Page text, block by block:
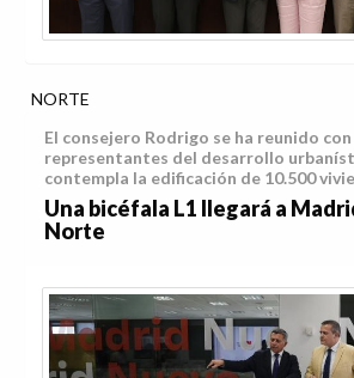
NORTE
El consejero Rodrigo se ha reunido
representantes del desarrollo
contempla la edificación de 10.500
Una bicéfala L1 llegará a
Norte